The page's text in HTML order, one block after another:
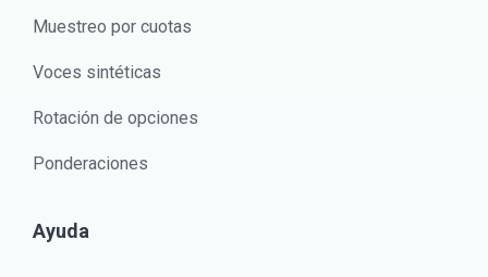
Muestreo por cuotas
Voces sintéticas
Rotación de opciones
Ponderaciones
Ayuda